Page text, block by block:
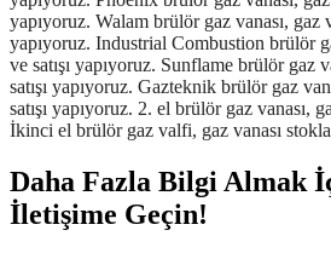
Daha Fazla Bilgi Almak
İletişime Geçin!